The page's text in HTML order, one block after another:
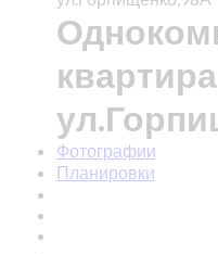
Фотографии
Планировки